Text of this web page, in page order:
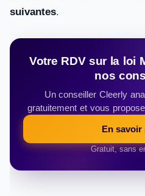
suivantes.
Votre RDV sur la loi
nos
Un conseiller Cleerly
gratuitement et vous
En savoir
Gratuit, sans